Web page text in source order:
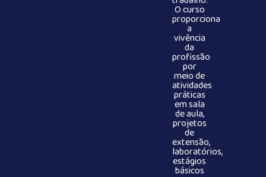
O curso
proporciona
a
vivência
da
profissão
por
meio de
atividades
práticas
em sala
de aula,
projetos
de
extensão,
laboratórios,
estágios
básicos